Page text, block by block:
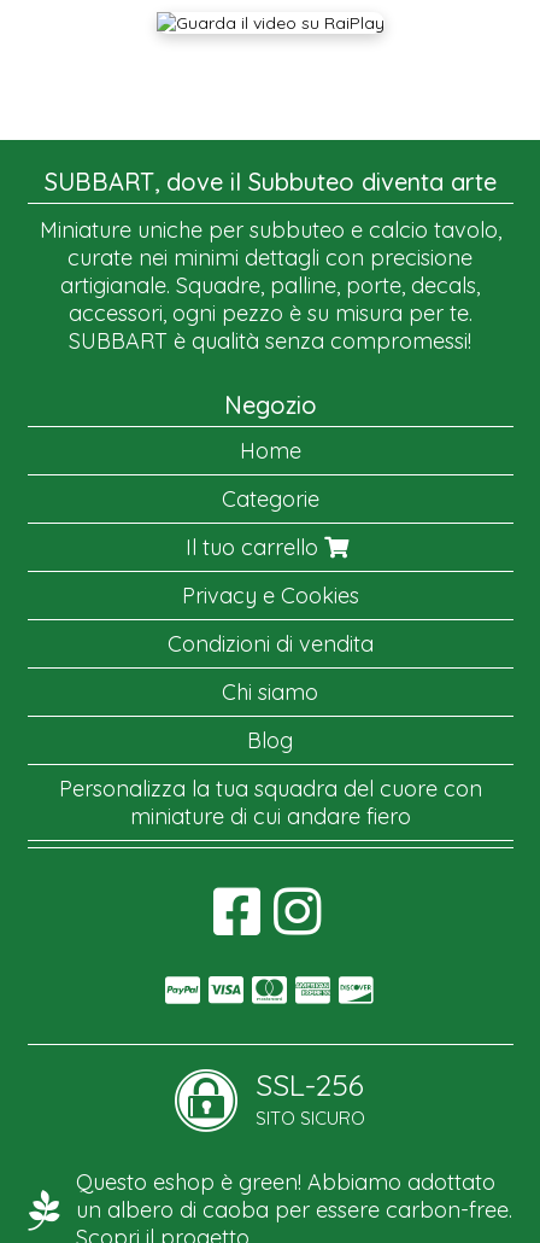
SUBBART, dove il Subbuteo diventa arte
Miniature uniche per subbuteo e calcio tavolo,
curate nei minimi dettagli con precisione
artigianale. Squadre, palline, porte, decals,
accessori, ogni pezzo è su misura per te.
SUBBART è qualità senza compromessi!
Negozio
Home
Categorie
Il tuo carrello
Privacy e Cookies
Condizioni di vendita
Chi siamo
Blog
Personalizza la tua squadra del cuore con
miniature di cui andare fiero
SSL-256
SITO SICURO
Questo eshop è green! Abbiamo adottato
un albero di caoba per essere carbon-free.